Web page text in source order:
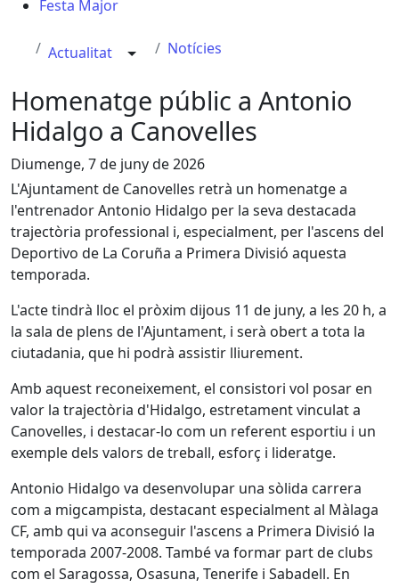
Festa Major
Actualitat Notícies
Homenatge públic a Antonio
Hidalgo a Canovelles
Diumenge, 7 de juny de 2026
L'Ajuntament de Canovelles retrà un homenatge a
l'entrenador Antonio Hidalgo per la seva destacada
trajectòria professional i, especialment, per l'ascens del
Deportivo de La Coruña a Primera Divisió aquesta
temporada.
L'acte tindrà lloc el pròxim dijous 11 de juny, a les 20 h, a
la sala de plens de l'Ajuntament, i serà obert a tota la
ciutadania, que hi podrà assistir lliurement.
Amb aquest reconeixement, el consistori vol posar en
valor la trajectòria d'Hidalgo, estretament vinculat a
Canovelles, i destacar-lo com un referent esportiu i un
exemple dels valors de treball, esforç i lideratge.
Antonio Hidalgo va desenvolupar una sòlida carrera
com a migcampista, destacant especialment al Màlaga
CF, amb qui va aconseguir l'ascens a Primera Divisió la
temporada 2007-2008. També va formar part de clubs
com el Saragossa, Osasuna, Tenerife i Sabadell. En